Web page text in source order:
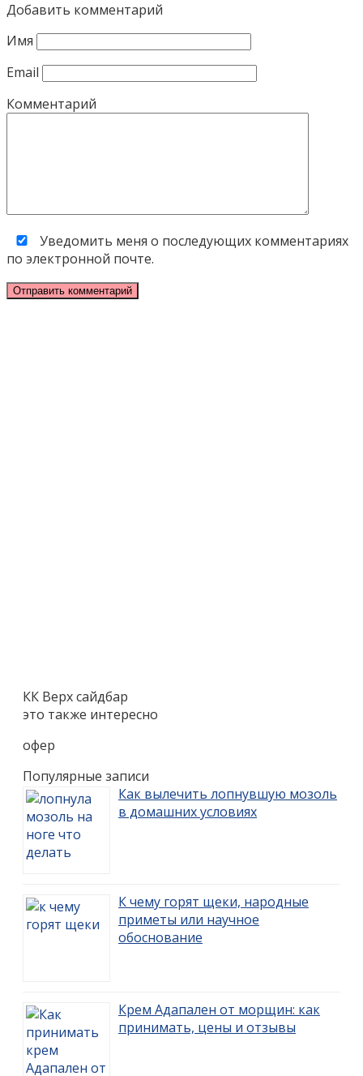
Добавить комментарий
Имя
Email
Комментарий
Уведомить меня о последующих комментариях
по электронной почте.
КК Верх сайдбар
это также интересно
офер
Популярные записи
Как вылечить лопнувшую мозоль
в домашних условиях
К чему горят щеки, народные
приметы или научное
обоснование
Крем Адапален от морщин: как
принимать, цены и отзывы